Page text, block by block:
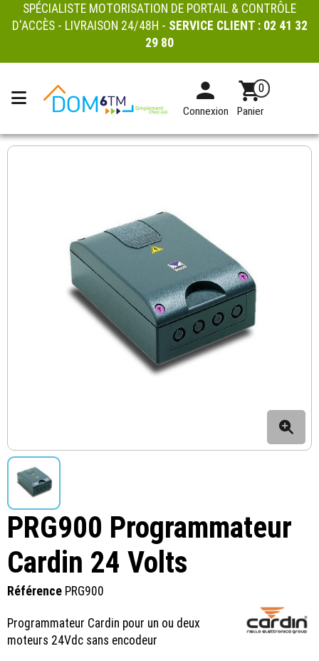
SPÉCIALISTE MOTORISATION DE PORTAIL & CONTRÔLE
D'ACCÈS - LIVRAISON 24/48H - SERVICE CLIENT : 02 41 32
29 80
Connexion
0
Panier
PRG900 Programmateur
Cardin 24 Volts
Référence PRG900
Programmateur Cardin pour un ou deux
moteurs 24Vdc sans encodeur